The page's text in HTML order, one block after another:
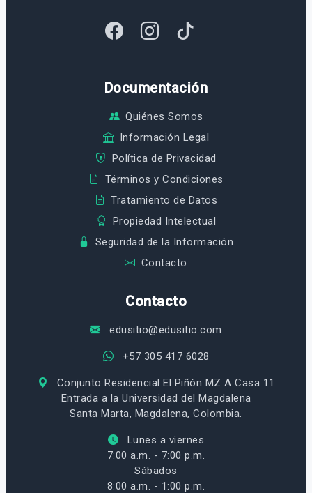
Documentación
Quiénes Somos
Información Legal
Política de Privacidad
Términos y Condiciones
Tratamiento de Datos
Propiedad Intelectual
Seguridad de la Información
Contacto
Contacto
edusitio@edusitio.com
+57 305 417 6028
Conjunto Residencial El Piñón MZ A Casa 11
Entrada a la Universidad del Magdalena
Santa Marta, Magdalena, Colombia.
Lunes a viernes
7:00 a.m. - 7:00 p.m.
Sábados
8:00 a.m. - 1:00 p.m.